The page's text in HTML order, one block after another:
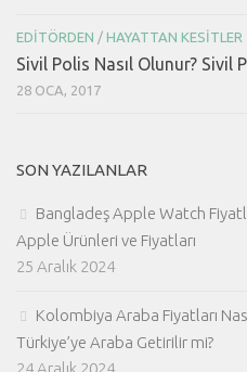
EDITÖRDEN / HAYATTAN KESITLER
Sivil Polis Nasıl Olunur? Sivil
28 OCA, 2017
SON YAZILANLAR
Bangladeş Apple Watch
Apple Ürünleri ve Fiyatları
25 Aralık 2024
Kolombiya Araba Fiyatları
Türkiye’ye Araba Getirilir mi?
24 Aralık 2024